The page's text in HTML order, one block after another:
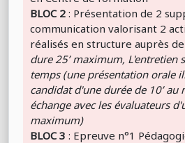
BLOC 2 : Présentation de 2
communication valorisant 2
réalisés en structure auprès
dure 25’ maximum, L'entretien
temps (une présentation orale
candidat d'une durée de 10’
échange avec les évaluateurs
maximum)
BLOC 3 : Epreuve n°1